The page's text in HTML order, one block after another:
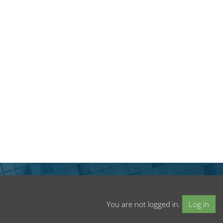
You are not logged in. Log in